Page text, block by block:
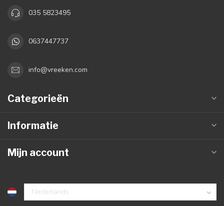
035 5823495
0637447737
info@vreeken.com
Categorieën
Informatie
Mijn account